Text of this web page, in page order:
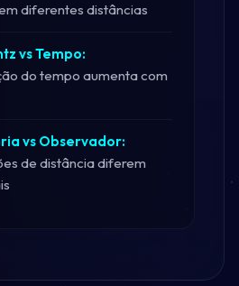
diferentes distâncias
vs Tempo:
do tempo aumenta com
vs Observador:
de distância diferem